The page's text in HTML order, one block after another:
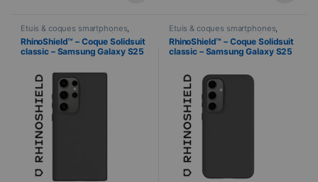
Étuis & coques smartphones,
Mobil ,RhinoShield Telefonie
RhinoShield™ – Coque Solidsuit
classic – Samsung Galaxy S25
Étuis & coques smartphones,
Mobil ,RhinoShield Telefonie
RhinoShield™ – Coque Solidsuit
classic – Samsung Galaxy S25